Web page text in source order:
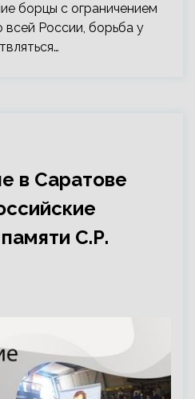
борцы с ограничением
всей России, борьба у
в Саратове
С.Р.